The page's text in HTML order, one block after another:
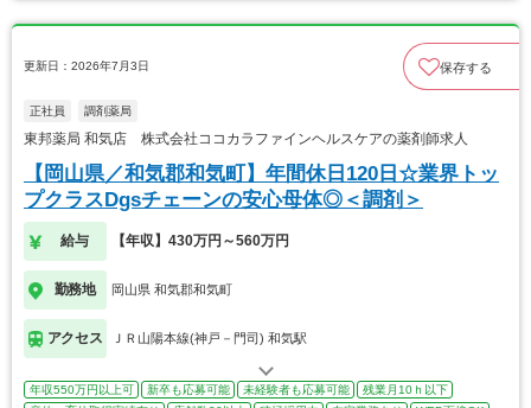
更新日：2026年7月3日 保存する
正社員 調剤薬局
東邦薬局 和気店 株式会社ココカラファインヘルスケアの薬剤師求人
【岡山県／和気郡和気町】年間休日120日☆業界トッ
プクラスDgsチェーンの安心母体◎＜調剤＞
給与 【年収】430万円～560万円
勤務地 岡山県 和気郡和気町
アクセス ＪＲ山陽本線(神戸－門司) 和気駅
年収550万円以上可 新卒も応募可能 未経験者も応募可能
残業月10ｈ以下